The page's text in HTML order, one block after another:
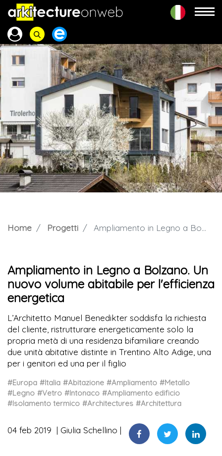
Home Progetti Ampliamento in Legno a Bolzano. Un nuovo volume abitabile per l'efficienza energetica
Ampliamento in Legno a Bolzano. Un
nuovo volume abitabile per l'efficienza
energetica
L’Architetto Manuel Benedikter soddisfa la richiesta
del cliente, ristrutturare energeticamente solo la
propria metà di una residenza bifamiliare creando
due unità abitative distinte in Trentino Alto Adige, una
per i genitori ed una per il figlio
#Europa #Italia #Abitazione #Ampliamento #Metallo
#Legno #Vetro #Intonaco #Ampliamento edificio
#Isolamento termico #Architectures #Architettura
04 feb 2019 Giulia Schellino